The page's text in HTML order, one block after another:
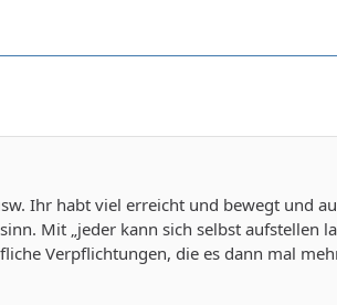
Ihr habt viel erreicht und bewegt und
Mit „jeder kann sich selbst aufstellen
Verpflichtungen, die es dann mal